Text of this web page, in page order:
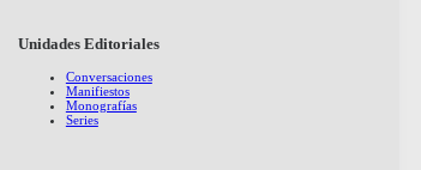
Unidades Editoriales
Conversaciones
Manifiestos
Monografías
Series